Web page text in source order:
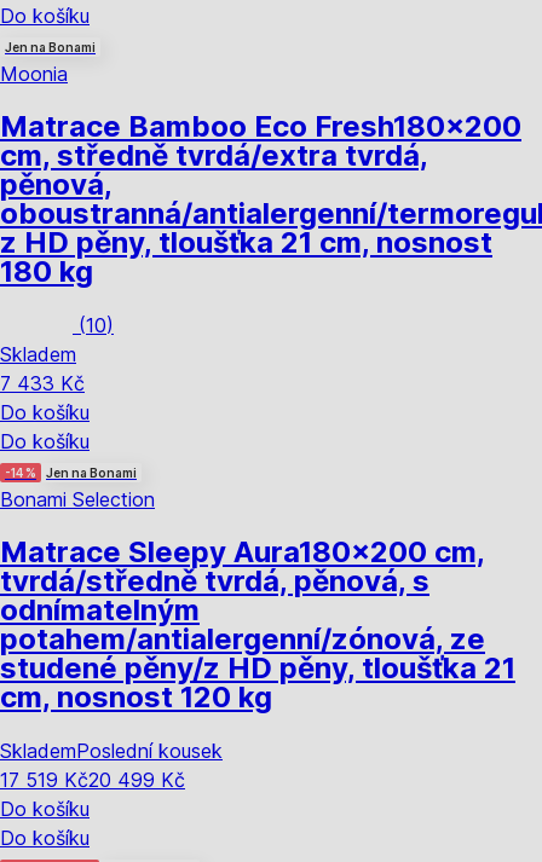
Do košíku
Jen na Bonami
Moonia
Matrace Bamboo Eco Fresh180x200
cm, středně tvrdá/extra tvrdá,
pěnová,
oboustranná/antialergenní/
z HD pěny, tloušťka 21 cm, nosnost
180 kg
(10)
Skladem
7 433 Kč
Do košíku
Do košíku
-14 % Jen na Bonami
Bonami Selection
Matrace Sleepy Aura180x200 cm,
tvrdá/středně tvrdá, pěnová, s
odnímatelným
potahem/antialergenní/zónová, ze
studené pěny/z HD pěny, tloušťka 21
cm, nosnost 120 kg
SklademPoslední kousek
17 519 Kč20 499 Kč
Do košíku
Do košíku